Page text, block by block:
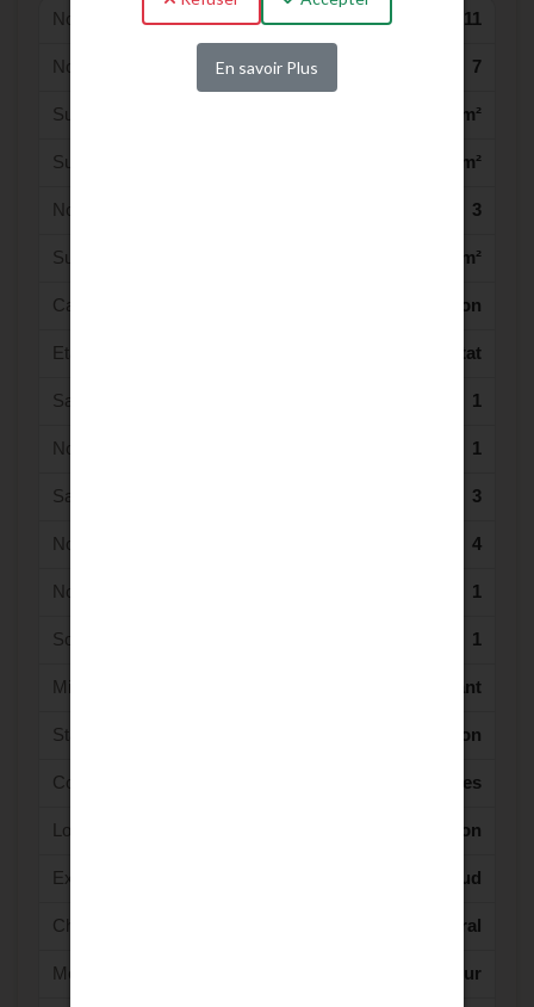
Nombre de pièce(s) : 11
Nombre de chambre(s) : 7
Surface Habitable : 282 m²
Surface du terrain : 15328 m²
Nombre de Niveaux : 3
Surface (des) dépendance(s) 20 m²
Catégorie : Maison
Etat Général : Bon état
Salle de bain : 1
Nombre de Garage(s) : 1
Salle d'eau : 3
Nombre de Parking(s) : 4
Nombre de terrasse(s) : 1
Sous-sol : 1
Mitoyennete : Indépendant
Standing : Bon
Couverture : Tuiles
Localisation : Hors agglomération
Exposition : Sud
Chauffage : Central
Mécanisme de chauffage : Radiateur
En savoir Plus